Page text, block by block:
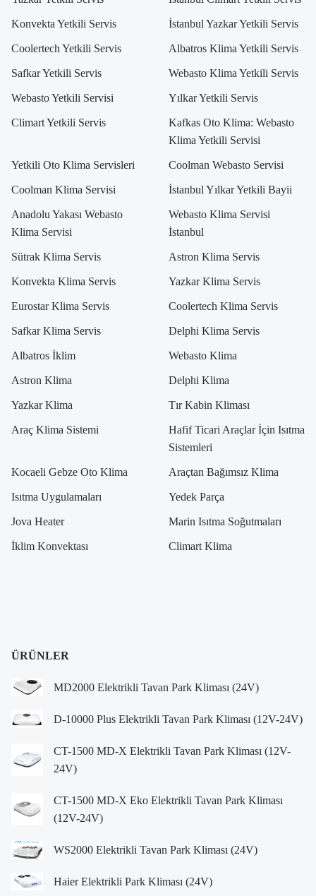
Konvekta Yetkili Servis İstanbul Yazkar Yetkili Servis
Coolertech Yetkili Servis Albatros Klima Yetkili Servis
Safkar Yetkili Servis Webasto Klima Yetkili Servis
Webasto Yetkili Servisi Yılkar Yetkili Servis
Climart Yetkili Servis
Kafkas Oto Klima: Webasto
Klima Yetkili Servisi
Yetkili Oto Klima Servisleri Coolman Webasto Servisi
Coolman Klima Servisi İstanbul Yılkar Yetkili Bayii
Anadolu Yakası Webasto
Klima Servisi
Webasto Klima Servisi
İstanbul
Sütrak Klima Servis Astron Klima Servis
Konvekta Klima Servis Yazkar Klima Servis
Eurostar Klima Servis Coolertech Klima Servis
Safkar Klima Servis Delphi Klima Servis
Albatros İklim Webasto Klima
Astron Klima Delphi Klima
Yazkar Klima Tır Kabin Kliması
Araç Klima Sistemi
Hafif Ticari Araçlar İçin Isıtma
Sistemleri
Kocaeli Gebze Oto Klima Araçtan Bağımsız Klima
Isıtma Uygulamaları Yedek Parça
Jova Heater Marin Isıtma Soğutmaları
İklim Konvektası Climart Klima
ÜRÜNLER
MD2000 Elektrikli Tavan Park Kliması (24V)
D-10000 Plus Elektrikli Tavan Park Kliması (12V-24V)
CT-1500 MD-X Elektrikli Tavan Park Kliması (12V-
24V)
CT-1500 MD-X Eko Elektrikli Tavan Park Kliması
(12V-24V)
WS2000 Elektrikli Tavan Park Kliması (24V)
Haier Elektrikli Park Kliması (24V)